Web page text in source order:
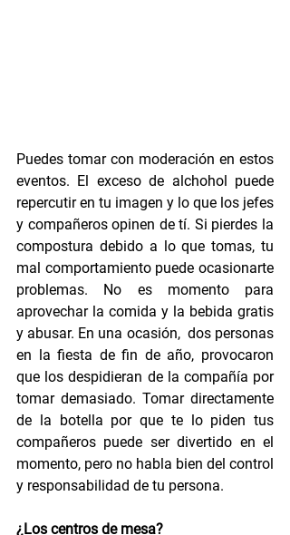
Puedes tomar con moderación en estos
eventos. El exceso de alchohol puede
repercutir en tu imagen y lo que los jefes
y compañeros opinen de tí. Si pierdes la
compostura debido a lo que tomas, tu
mal comportamiento puede ocasionarte
problemas. No es momento para
aprovechar la comida y la bebida gratis
y abusar. En una ocasión,  dos personas
en la fiesta de fin de año, provocaron
que los despidieran de la compañía por
tomar demasiado. Tomar directamente
de la botella por que te lo piden tus
compañeros puede ser divertido en el
momento, pero no habla bien del control
y responsabilidad de tu persona.
¿Los centros de mesa?